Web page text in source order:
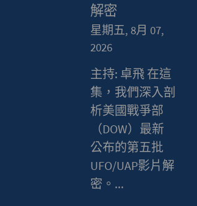
解密
星期五, 8月 07,
2026
主持: 卓飛 在這
集，我們深入剖
析美國戰爭部
（DOW）最新
公布的第五批
UFO/UAP影片解
密。...